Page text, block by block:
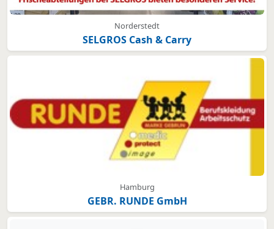
Norderstedt
SELGROS Cash & Carry
Hamburg
GEBR. RUNDE GmbH